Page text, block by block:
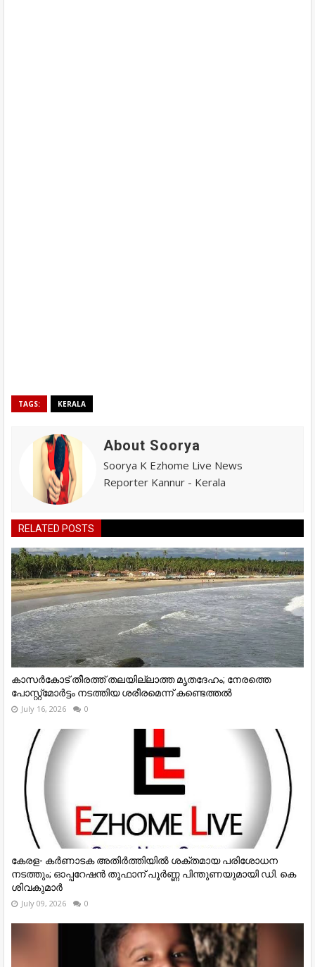
TAGS: KERALA
About Soorya
Soorya K Ezhome Live News
Reporter Kannur - Kerala
RELATED POSTS
കാസർകോട് തീരത്ത് തലയില്ലാത്ത മൃതദേഹം; നേരത്തെ
പോസ്റ്റ്‌മോർട്ടം നടത്തിയ ശരീരമെന്ന് കണ്ടെത്തൽ
July 16, 2026 0
കേരള- കർണാടക അതിർത്തിയിൽ ശക്തമായ പരിശോധന
നടത്തും; ഓപ്പറേഷൻ തൂഫാന് പൂർണ്ണ പിന്തുണയുമായി ഡി. കെ
ശിവകുമാർ
July 09, 2026 0